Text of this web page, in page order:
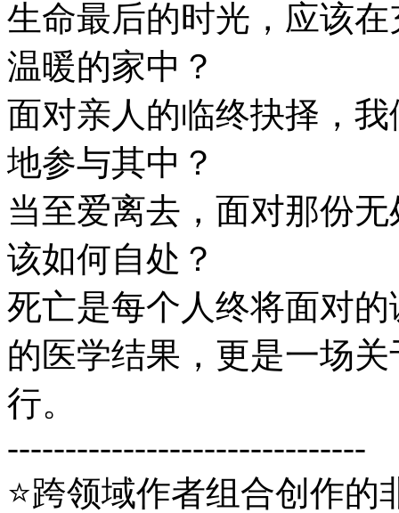
生命最后的时光，应该
温暖的家中？
面对亲人的临终抉择，
地参与其中？
当至爱离去，面对那份
该如何自处？
死亡是每个人终将面对
的医学结果，更是一场
行。
-------------------------------
⭐跨领域作者组合创作